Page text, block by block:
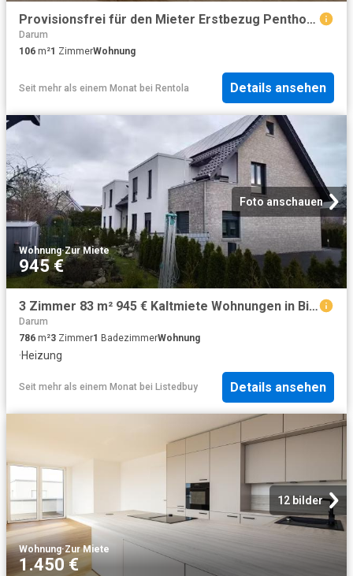
Provisionsfrei für den Mieter Erstbezug Penthouse Wohnung in gefragter Lage von Voxtrup
Darum
106 m²1 ZimmerWohnung
Seit mehr als einem Monat bei Rentola Details ansehen
Foto anschauen
Wohnung·Zur Miete
945 €
3 Zimmer 83 m² 945 € Kaltmiete Wohnungen in Bissendorf
Darum
786 m²3 Zimmer1 BadezimmerWohnung
·Heizung
Seit mehr als einem Monat bei Listedbuy Details ansehen
12 bilder
Wohnung·Zur Miete
1.450 €